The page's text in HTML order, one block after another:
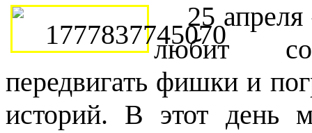
25 апреля
любит
передвигать фишки и
историй. В этот день